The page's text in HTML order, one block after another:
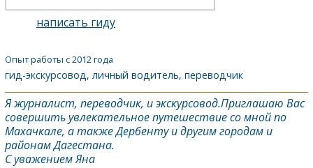
написать гиду
Опыт работы с 2012 года
гид-экскурсовод, личный водитель, переводчик
Я журналист, переводчик, и экскурсовод.Приглашаю Вас
совершить увлекательное путешествие со мной по
Махачкале, а такжеДербенту и другим городам и
районамДагестана.
С уважением Яна